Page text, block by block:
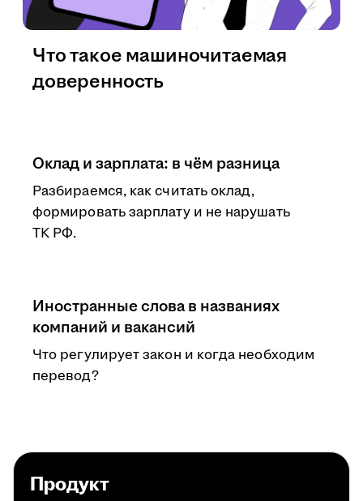
Оклад и зарплата: в чём разница
Разбираемся, как считать оклад,
формировать зарплату и не нарушать
ТК РФ.
Иностранные слова в названиях
компаний и вакансий
Что регулирует закон и когда необходим
перевод?
Что такое машиночитаемая
доверенность
Продукт